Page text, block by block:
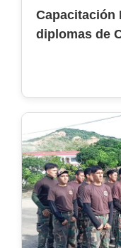
Capacitación
diplomas de